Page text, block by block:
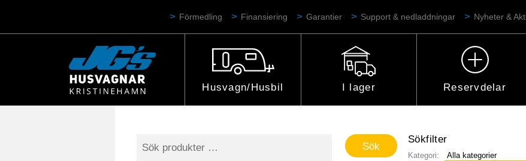
Förmedling Finansiering Garantier Support & nedladdningar Nyheter &
Husvagn/Husbil I lager Reservdelar
efter:
Sökfilter
Kategori: